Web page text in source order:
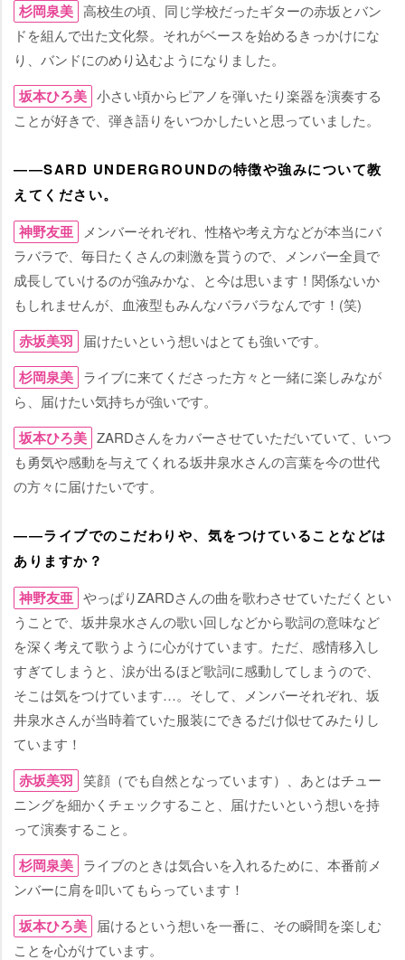
杉岡泉美 高校生の頃、同じ学校だったギターの赤坂とバン
ドを組んで出た文化祭。それがベースを始めるきっかけにな
り、バンドにのめり込むようになりました。
坂本ひろ美 小さい頃からピアノを弾いたり楽器を演奏する
ことが好きで、弾き語りをいつかしたいと思っていました。
――SARD UNDERGROUNDの特徴や強みについて教
えてください。
神野友亜
メンバーそれぞれ、性格や考え方などが本当にバ
ラバラで、毎日たくさんの刺激を貰うので、メンバー全員で
成長していけるのが強みかな、と今は思います！関係ないか
もしれませんが、血液型もみんなバラバラなんです！(笑)
赤坂美羽 届けたいという想いはとても強いです。
杉岡泉美 ライブに来てくださった方々と一緒に楽しみなが
ら、届けたい気持ちが強いです。
坂本ひろ美 ZARDさんをカバーさせていただいていて、いつ
も勇気や感動を与えてくれる坂井泉水さんの言葉を今の世代
の方々に届けたいです。
――ライブでのこだわりや、気をつけていることなどは
ありますか？
神野友亜 っぱりZARDさんの曲を歌わさせていただくとい
うことで、坂井泉水さんの歌い回しなどから歌詞の意味など
を深く考えて歌うように心がけています。ただ、感情移入し
すぎてしまうと、涙が出るほど歌詞に感動してしまうので、
そこは気をつけています…。そして、メンバーそれぞれ、坂
井泉水さんが当時着ていた服装にできるだけ似せてみたりし
ています！
赤坂美羽 笑顔（でも自然となっています）、あとはチュー
ニングを細かくチェックすること、届けたいという想いを持
って演奏すること。
杉岡泉美 ライブのときは気合いを入れるために、本番前メ
ンバーに肩を叩いてもらっています！
坂本ひろ美
届けるという想いを一番に、その瞬間を楽しむ
ことを心がけています。